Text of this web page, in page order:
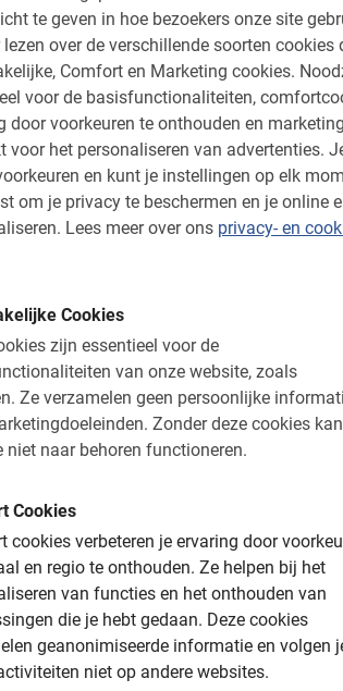
te geven in hoe bezoekers onze site
lezen over de verschillende soorten cookies
Comfort en Marketing cookies.
voor de basisfunctionaliteiten,
door voorkeuren te onthouden en
voor het personaliseren van advertenties.
en kunt je instellingen op elk
om je privacy te beschermen en je online
Lees meer over ons privacy- en
Cookies
zijn essentieel voor de
van onze website, zoals
Ze verzamelen geen persoonlijke
Zonder deze cookies
niet naar behoren functioneren.
Cookies
cookies verbeteren je ervaring door
en regio te onthouden. Ze helpen bij het
van functies en het onthouden van
die je hebt gedaan. Deze cookies
geanonimiseerde informatie en volgen
niet op andere websites.
fietstour zo populair is
wijk Ticinese, waar je door het sfeervolle
zuilen van San Lorenzo kunt
prachtige uitzichten op de Duomo en
Je vervolgt je weg door de elegante wijk
chique woonwijken van Milaan.
tussen het oude en nieuwe Milaan. De
de wijk Brera. En er is ook tijd om te
van het Parco Sempione, met uitzicht
della Pace. Je leert alles over het
ruïnes. En onderweg ontdek je een
ruimtes, van historische parken tot
uw favoriete wijk en geniet van een typisch
dan 9 jaar of in een kinderzitje)? Kies
ervaring.